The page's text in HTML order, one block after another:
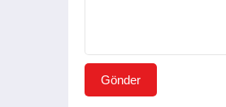
Gönder